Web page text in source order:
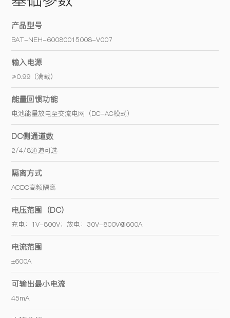
产品型号
BAT-NEH-60080015008-V007
输入电源
≥0.99（满载）
能量回馈功能
电池能量放电至交流电网（DC-AC模式）
DC侧通道数
2/4/8通道可选
隔离方式
ACDC高频隔离
电压范围（DC）
充电：1V-800V；放电：30V-800V@600A
电流范围
±600A
可输出最小电流
45mA